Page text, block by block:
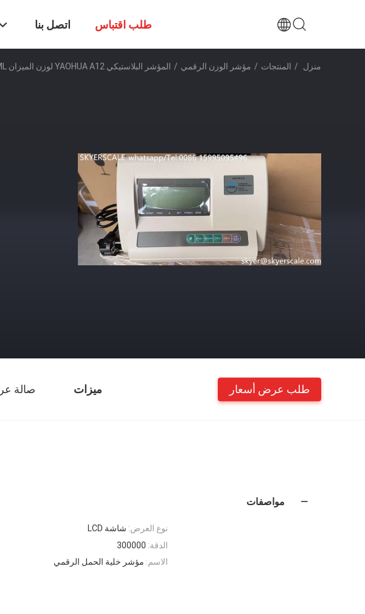
اتصل بنا طلب اقتباس
منزل / المنتجات / مؤشر الوزن الرقمي / المؤشر البلاستيكي YAOHUA A12 لوزن الميزان OIML المعتمد
ميزات صالة طلب عرض أسعار
مواصفات
نوع العرض: شاشة LCD
الدقة: 300000
الاسم: مؤشر خلية الحمل الرقمي